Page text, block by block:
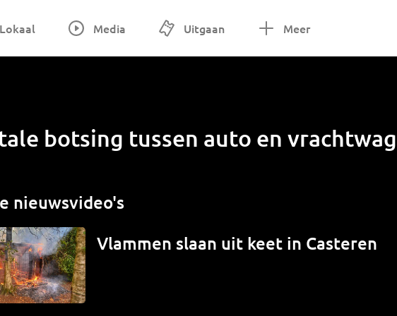
Lokaal Media Uitgaan Meer
botsing tussen auto en
nieuwsvideo's
Vlammen slaan uit keet in Casteren